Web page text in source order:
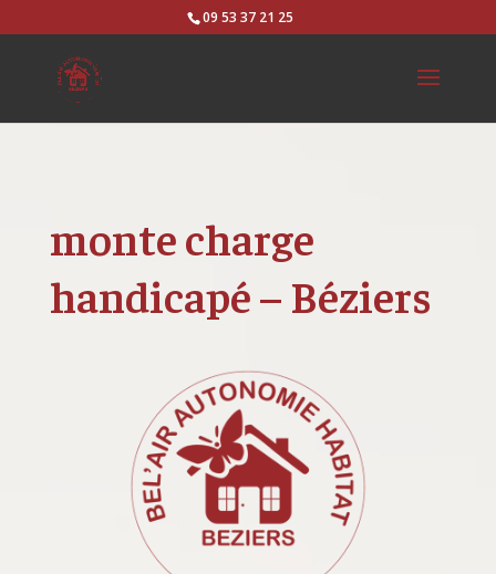
09 53 37 21 25
monte charge
handicapé – Béziers